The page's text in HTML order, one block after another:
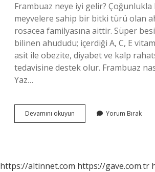
Frambuaz neye iyi gelir? Çoğunlukla
meyvelere sahip bir bitki türü olan
rosacea familyasına aittir. Süper
bilinen ahududu; içerdiği A, C, E
asit ile obezite, diyabet ve kalp
tedavisine destek olur. Frambuaz
Yaz…
Devamını okuyun Frambuaz
Ne
Yorum Bırak
https://altinnet.com https://gave.com.tr